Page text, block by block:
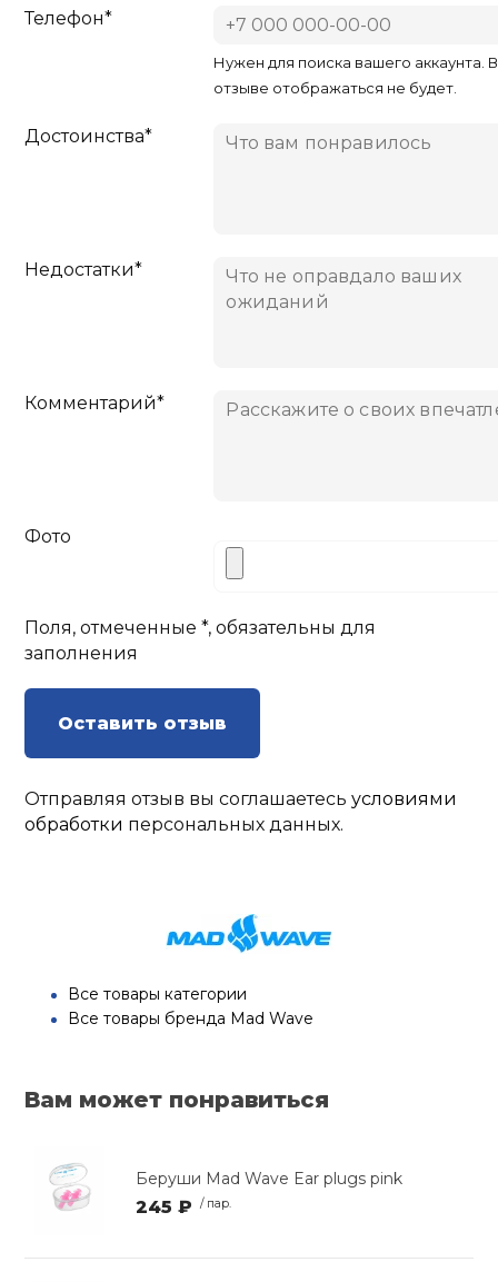
Телефон*
Нужен для поиска вашего аккаунта. В
отзыве отображаться не будет.
Достоинства*
Недостатки*
Комментарий*
Фото
Поля, отмеченные *, обязательны для
заполнения
Оставить отзыв
Отправляя отзыв вы соглашаетесьусловиями
обработки персональных данных.
Все товары категории
Все товары бренда Mad Wave
Вам может понравиться
Беруши Mad Wave Ear plugs pink
245 ₽ / пар.